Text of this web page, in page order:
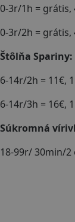
0-3r/1h = grátis,
0-3r/2h = grátis,
Štôlňa Spariny:
6-14r/2h = 11€,
6-14r/3h = 16€,
Súkromná
18-99r/ 30min/2